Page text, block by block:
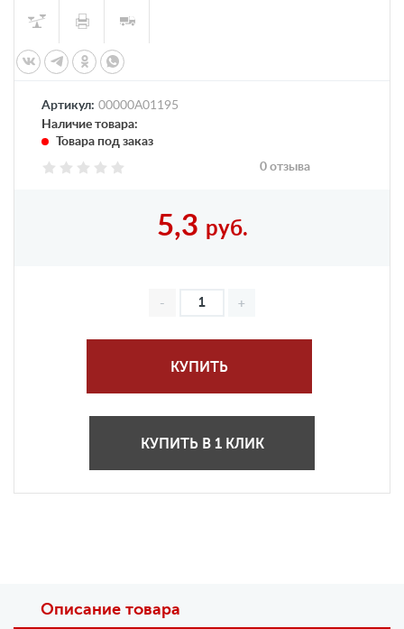
Артикул: 00000А01195
Наличие товара:
Товара под заказ
0 отзыва
5,3 руб.
КУПИТЬ
КУПИТЬ В 1 КЛИК
Описание товара